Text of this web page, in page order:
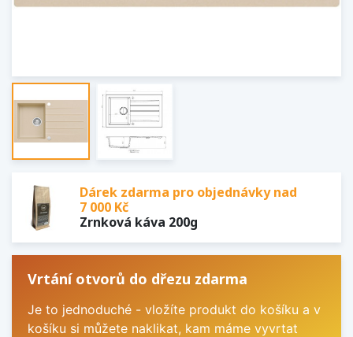
Dárek zdarma pro objednávky nad
7 000 Kč
Zrnková káva 200g
Vrtání otvorů do dřezu zdarma
Je to jednoduché - vložíte produkt do košíku a v
košíku si můžete naklikat, kam máme vyvrtat